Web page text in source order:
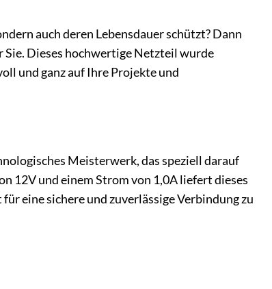
auch deren Lebensdauer schützt? Dann
Dieses hochwertige Netzteil wurde
und ganz auf Ihre Projekte und
Meisterwerk, das speziell darauf
12V und einem Strom von 1,0A liefert dieses
für eine sichere und zuverlässige Verbindung zu